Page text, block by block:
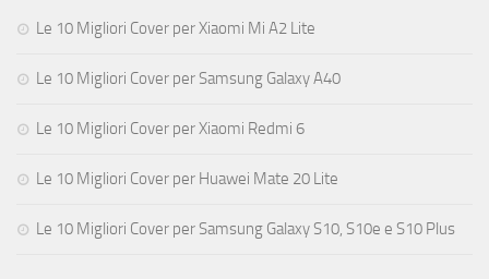
Le 10 Migliori Cover per Xiaomi Mi A2 Lite
Le 10 Migliori Cover per Samsung Galaxy A40
Le 10 Migliori Cover per Xiaomi Redmi 6
Le 10 Migliori Cover per Huawei Mate 20 Lite
Le 10 Migliori Cover per Samsung Galaxy S10, S10e e S10 Plus